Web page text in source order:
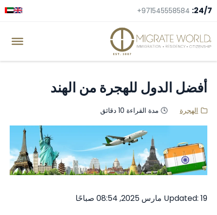
24/7:
+971545558584
أفضل الدول للهجرة من الهند
الهجرة 🕓 مدة القراءة 10 دقائق
Updated: 19 مارس 2025, 08:54 صباحًا